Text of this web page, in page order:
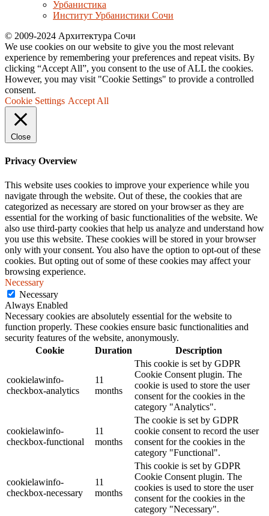
Урбанистика
Институт Урбанистики Сочи
© 2009-2024 Архитектура Сочи
We use cookies on our website to give you the most relevant
experience by remembering your preferences and repeat visits. By
clicking “Accept All”, you consent to the use of ALL the cookies.
However, you may visit "Cookie Settings" to provide a controlled
consent.
Cookie Settings Accept All
Close
Privacy Overview
This website uses cookies to improve your experience while you
navigate through the website. Out of these, the cookies that are
categorized as necessary are stored on your browser as they are
essential for the working of basic functionalities of the website. We
also use third-party cookies that help us analyze and understand how
you use this website. These cookies will be stored in your browser
only with your consent. You also have the option to opt-out of these
cookies. But opting out of some of these cookies may affect your
browsing experience.
Necessary
Necessary
Always Enabled
Necessary cookies are absolutely essential for the website to
function properly. These cookies ensure basic functionalities and
security features of the website, anonymously.
Cookie
Duration Description
cookielawinfo-
checkbox-analytics
11
months
This cookie is set by GDPR
Cookie Consent plugin. The
cookie is used to store the user
consent for the cookies in the
category "Analytics".
cookielawinfo-
checkbox-functional
11
months
The cookie is set by GDPR
cookie consent to record the user
consent for the cookies in the
category "Functional".
cookielawinfo-
checkbox-necessary
11
months
This cookie is set by GDPR
Cookie Consent plugin. The
cookies is used to store the user
consent for the cookies in the
category "Necessary".